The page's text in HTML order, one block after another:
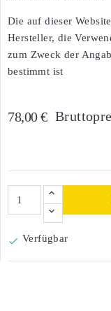
Die auf dieser
Hersteller, die
zum Zweck der
bestimmt ist
78,00 €
 Verfügbar